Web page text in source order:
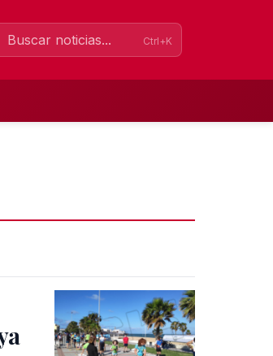
Ctrl+K